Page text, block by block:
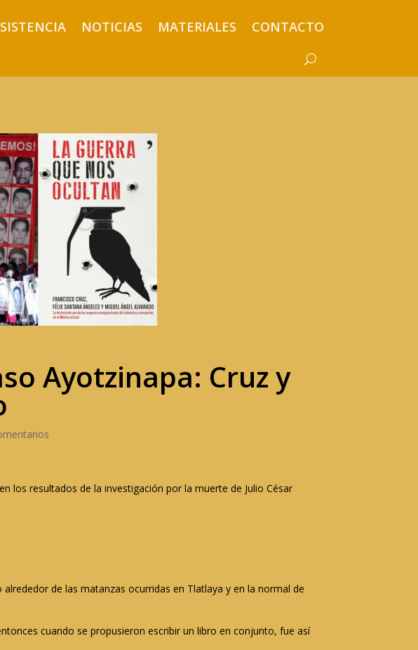
NOTICIAS MATERIALES CONTACTO
Ayotzinapa: Cruz y
los resultados de la investigación por la muerte de Julio César
de las matanzas ocurridas en Tlatlaya y en la normal de
cuando se propusieron escribir un libro en conjunto, fue así